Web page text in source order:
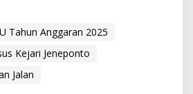
Tahun Anggaran 2025
Kejari Jeneponto
Jalan